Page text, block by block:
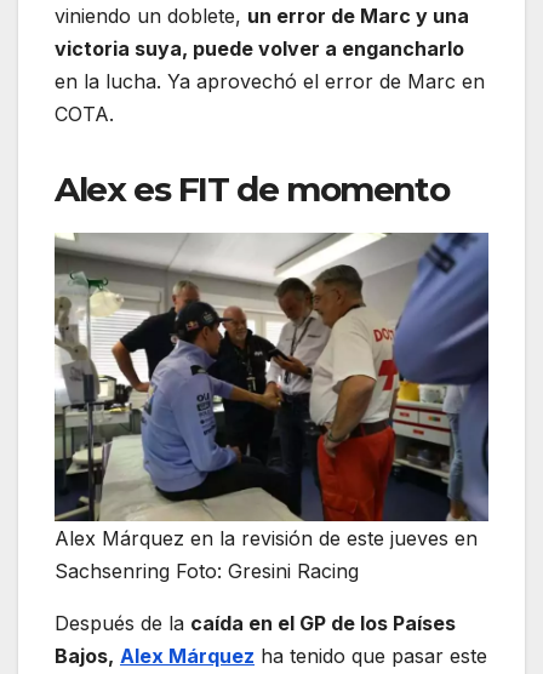
viniendo un doblete, un error de Marc y una
victoria suya, puede volver a engancharlo
en la lucha. Ya aprovechó el error de Marc en
COTA.
Alex es FIT de momento
Alex Márquez en la revisión de este jueves en
Sachsenring Foto: Gresini Racing
Después de la caída en el GP de los Países
Bajos, Alex Márquez ha tenido que pasar este